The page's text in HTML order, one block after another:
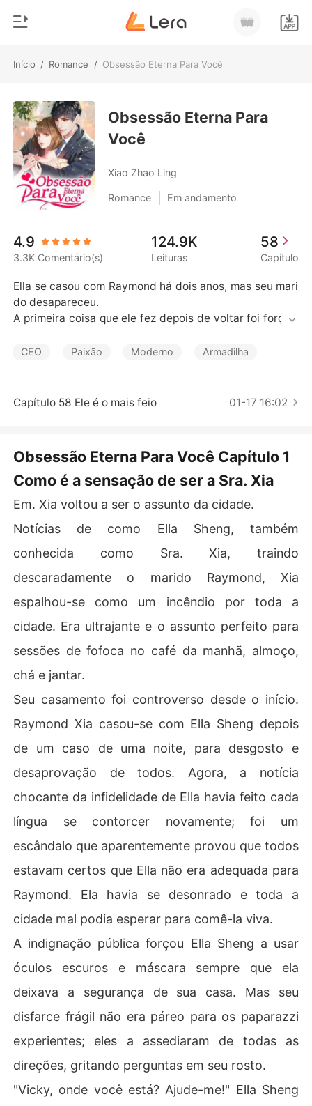
Início / Romance / Obsessão Eterna Para Você
Loja
Histórico
Sair
Baixar App
Gênero
Moderno
Lobisomem
Contos
Bilionários
Contos Curtos
Obsessão Eterna Para
Você
Xiao Zhao Ling
Romance Em andamento
4.9
3.3K Comentário(s)
124.9K
Leituras
58
Capítulo
Ella se casou com Raymond há dois anos, mas seu mari
do desapareceu.
A primeira coisa que ele fez depois de voltar foi forçá-l
O que mais estranho é que ela engravidou de repente. E
Ela caiu na armadilha dele e assinou o seu nome no aco
onhecido o verdadeiro Raymond. Este CEO era o líder d
e uma organização misteriosa.
CEO Paixão Moderno Armadilha
Capítulo 58 Ele é o mais feio 01-17 16:02
Obsessão Eterna Para Você Capítulo 1
Como é a sensação de ser a Sra. Xia
Em. Xia voltou a ser o assunto da cidade.
Notícias de como Ella Sheng, também
conhecida como Sra. Xia, traindo
descaradamente o marido Raymond, Xia
espalhou-se como um incêndio por toda a
cidade. Era ultrajante e o assunto perfeito para
sessões de fofoca no café da manhã, almoço,
chá e jantar.
Seu casamento foi controverso desde o início.
Raymond Xia casou-se com Ella Sheng depois
de um caso de uma noite, para desgosto e
desaprovação de todos. Agora, a notícia
chocante da infidelidade de Ella havia feito cada
língua se contorcer novamente; foi um
escândalo que aparentemente provou que todos
estavam certos que Ella não era adequada para
Raymond. Ela havia se desonrado e toda a
cidade mal podia esperar para comê-la viva.
A indignação pública forçou Ella Sheng a usar
óculos escuros e máscara sempre que ela
deixava a segurança de sua casa. Mas seu
disfarce frágil não era páreo para os paparazzi
experientes; eles a assediaram de todas as
direções, gritando perguntas em seu rosto.
"Vicky, onde você está? Ajude-me!" Ella Sheng